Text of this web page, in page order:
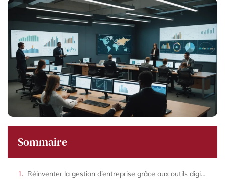
Sommaire
Réinventer la gestion d’entreprise grâce aux outils digitaux